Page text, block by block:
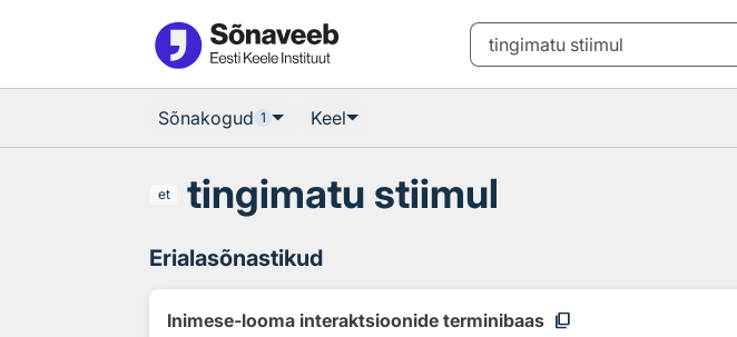
Sõnakogud 1 Keel
et tingimatu stiimul
Erialasõnastikud
Inimese-looma interaktsioonide terminibaas content_copy